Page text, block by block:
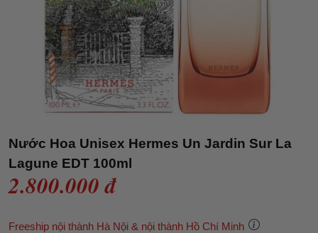
Nước Hoa Unisex Hermes Un Jardin Sur La
Lagune EDT 100ml
2.800.000 đ
Freeship nội thành Hà Nội & nội thành Hồ Chí Minh